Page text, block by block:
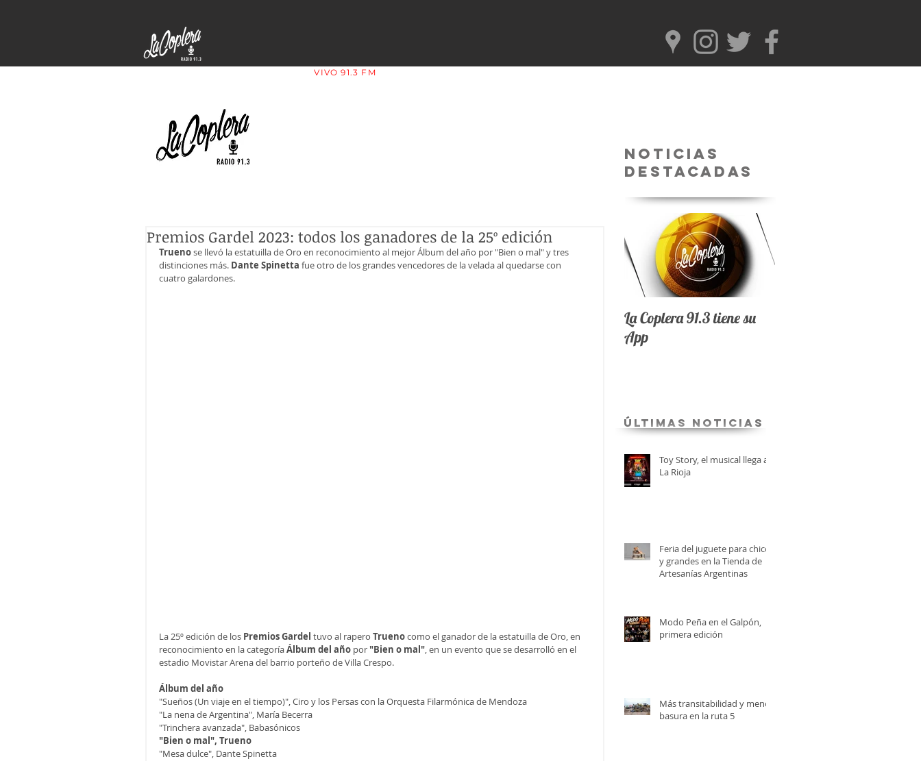
VIVO 91.3 FM
Premios Gardel 2023: todos los ganadores de la 25º edición
Trueno se llevó la estatuilla de Oro en reconocimiento al mejor Álbum del año por "Bien o mal" y tres
distinciones más. Dante Spinetta fue otro de los grandes vencedores de la velada al quedarse con
cuatro galardones.
La 25º edición de los Premios Gardel tuvo al rapero Trueno como el ganador de la estatuilla de Oro, en
reconocimiento en la categoría Álbum del año por "Bien o mal", en un evento que se desarrolló en el
estadio Movistar Arena del barrio porteño de Villa Crespo.
Álbum del año
"Sueños (Un viaje en el tiempo)", Ciro y los Persas con la Orquesta Filarmónica de Mendoza
"La nena de Argentina", María Becerra
"Trinchera avanzada", Babasónicos
"Bien o mal", Trueno
"Mesa dulce", Dante Spinetta
Noticias
Destacadas
La Coplera 91.3 tiene su
App
últimas Noticias
Toy Story, el musical llega a
La Rioja
Feria del juguete para chicos
y grandes en la Tienda de
Artesanías Argentinas
Modo Peña en el Galpón,
primera edición
Más transitabilidad y menos
basura en la ruta 5